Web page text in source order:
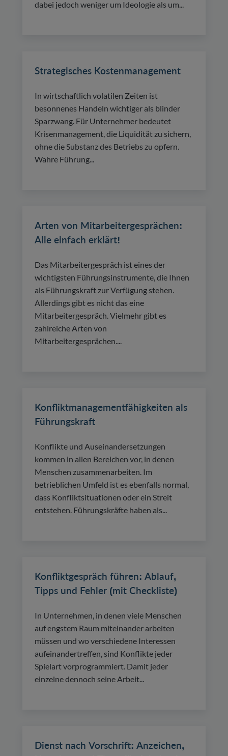
dabei jedoch weniger um Ideologie als um...
Strategisches Kostenmanagement
In wirtschaftlich volatilen Zeiten ist
besonnenes Handeln wichtiger als blinder
Sparzwang. Für Unternehmer bedeutet
Krisenmanagement, die Liquidität zu sichern,
ohne die Substanz des Betriebs zu opfern.
Wahre Führung...
Arten von Mitarbeitergesprächen:
Alle einfach erklärt!
Das Mitarbeitergespräch ist eines der
wichtigsten Führungsinstrumente, die Ihnen
als Führungskraft zur Verfügung stehen.
Allerdings gibt es nicht das eine
Mitarbeitergespräch. Vielmehr gibt es
zahlreiche Arten von
Mitarbeitergesprächen....
Konfliktmanagementfähigkeiten als
Führungskraft
Konflikte und Auseinandersetzungen
kommen in allen Bereichen vor, in denen
Menschen zusammenarbeiten. Im
betrieblichen Umfeld ist es ebenfalls normal,
dass Konfliktsituationen oder ein Streit
entstehen. Führungskräfte haben als...
Konfliktgespräch führen: Ablauf,
Tipps und Fehler (mit Checkliste)
In Unternehmen, in denen viele Menschen
auf engstem Raum miteinander arbeiten
müssen und wo verschiedene Interessen
aufeinandertreffen, sind Konflikte jeder
Spielart vorprogrammiert. Damit jeder
einzelne dennoch seine Arbeit...
Dienst nach Vorschrift: Anzeichen,